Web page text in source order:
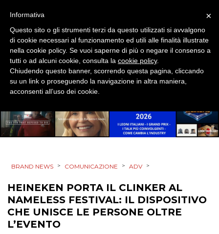
DATI
RICERCHE
PREVISIONI/SCENARI
TREND
CASE HISTORY
OPINIONI
BRAND NEWS > COMUNICAZIONE > ADV >
HEINEKEN PORTA IL CLINKER AL
NAMELESS FESTIVAL: IL DISPOSITIVO
CHE UNISCE LE PERSONE OLTRE
L’EVENTO
×
Informativa
Questo sito o gli strumenti terzi da questo utilizzati si avvalgono
di cookie necessari al funzionamento ed utili alle finalità illustrate
nella cookie policy. Se vuoi saperne di più o negare il consenso a
tutti o ad alcuni cookie, consulta la cookie policy.
Chiudendo questo banner, scorrendo questa pagina, cliccando
su un link o proseguendo la navigazione in altra maniera,
acconsenti all’uso dei cookie.